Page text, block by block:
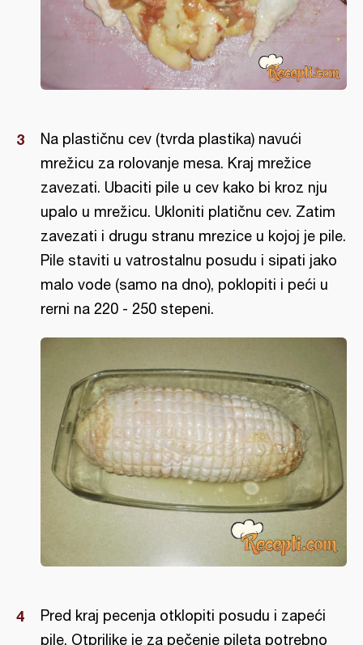
Na plastičnu cev (tvrda plastika) navući
mrežicu za rolovanje mesa. Kraj mrežice
zavezati. Ubaciti pile u cev kako bi kroz nju
upalo u mrežicu. Ukloniti platičnu cev. Zatim
zavezati i drugu stranu mrezice u kojoj je pile.
Pile staviti u vatrostalnu posudu i sipati jako
malo vode (samo na dno), poklopiti i peći u
rerni na 220 - 250 stepeni.
Pred kraj pecenja otklopiti posudu i zapeći
pile. Otprilike je za pečenje pileta potrebno